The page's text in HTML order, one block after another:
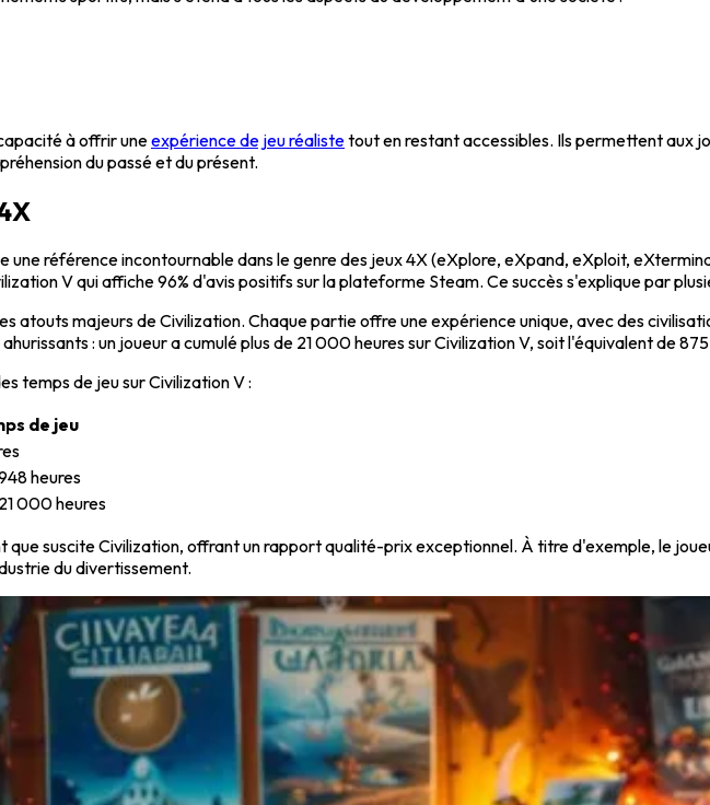
à offrir uneexpérience de jeu réalistetout en restant accessibles. Ils permettent aux
du passé et du présent.
une référence incontournable dans le genre des jeux 4X (eXplore, eXpand, eXploit,
V qui affiche 96% d'avis positifs sur la plateforme Steam. Ce succès s'explique par
atouts majeurs de Civilization. Chaque partie offre une expérience unique, avec des
: un joueur a cumulé plus de 21 000 heures sur Civilization V, soit l'équivalent de
temps de jeu sur Civilization V :
de jeu
heures
000 heures
suscite Civilization, offrant un rapport qualité-prix exceptionnel. À titre d'exemple, le
du divertissement.